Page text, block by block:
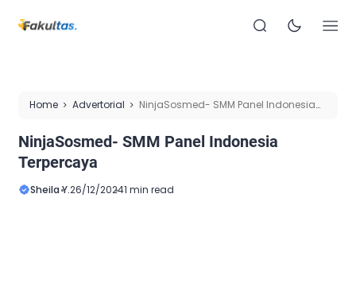
Home Advertorial
NinjaSosmed- SMM Panel Indonesia
NinjaSosmed- SMM Panel Indonesia
Terpercaya
Sheila Y.26/12/20241 min read